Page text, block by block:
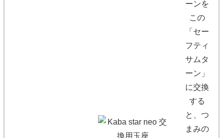
ーンを
この
「セー
フティ
サムタ
ーン」
に交換
する
と、つ
まみの